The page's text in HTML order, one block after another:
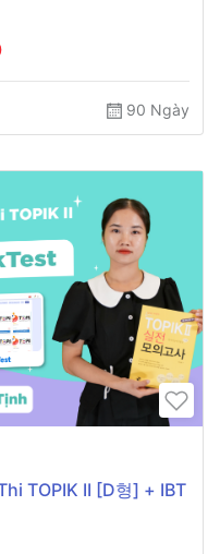
90 Ngày
TOPIK II [D형] + IBT